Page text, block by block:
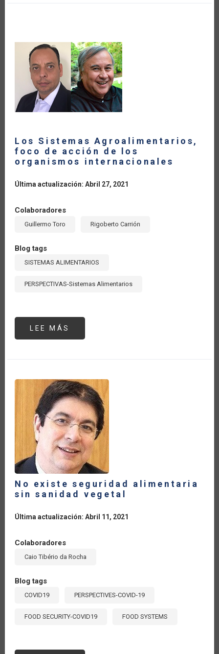
Los Sistemas Agroalimentarios,
foco de acción de los
organismos internacionales
Última actualización: Abril 27, 2021
Colaboradores
Guillermo Toro Rigoberto Carrión
Blog tags
SISTEMAS ALIMENTARIOS
PERSPECTIVAS-Sistemas Alimentarios
LEE MÁS
SISTEMAS
LOS
ORGANISMOS
INTERNACIONALES
No existe seguridad alimentaria
sin sanidad vegetal
Última actualización: Abril 11, 2021
Colaboradores
Caio Tibério da Rocha
Blog tags
COVID19 PERSPECTIVES-COVID-19
FOOD SECURITY-COVID19 FOOD SYSTEMS